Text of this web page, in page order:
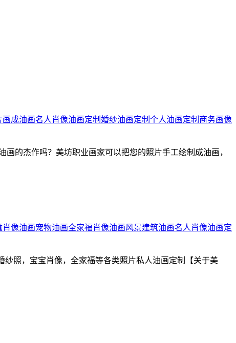
画成油画名人肖像油画定制 婚纱油画定制 个人油画定制 商务画像
的杰作吗？美坊职业画家可以把您的照片手工绘制成油画，
肖像油画宠物油画全家福肖像油画风景建筑油画名人肖像油画定
照，宝宝肖像，全家福等各类照片私人油画定制【关于美